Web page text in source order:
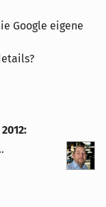
Google eigene
: